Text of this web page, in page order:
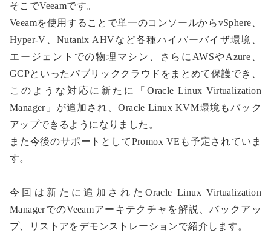
そこでVeeamです。
Veeamを使用することで単一のコンソールからvSphere、
Hyper-V、Nutanix AHVなど各種ハイパーバイザ環境、
エージェントでの物理マシン、さらにAWSやAzure、
GCPといったパブリッククラウドをまとめて保護でき、
このような対応に新たに「Oracle Linux Virtualization
Manager」が追加され、Oracle Linux KVM環境もバック
アップできるようになりました。
また今後のサポートとしてPromox VEも予定されていま
す。
今回は新たに追加されたOracle Linux Virtualization
ManagerでのVeeamアーキテクチャを解説、バックアッ
プ、リストアをデモンストレーションで紹介します。